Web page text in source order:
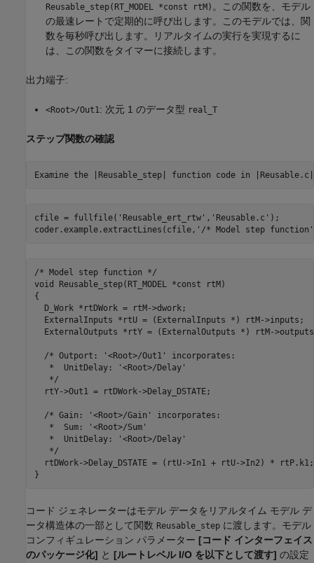
Reusable_step(RT_MODEL *const rtM) 。この関数を、モデル
の最速レートで定期的に呼び出します。このモデルでは、関
数を毎秒呼び出します。リアルタイムの実行を実現するに
は、この関数をタイマーに接続します。
出力端子:
<Root>/Out1: 次元 1 のデータ型 real_T
ステップ関数の確認
Examine the |Reusable_step| function code in
cfile = fullfile( 'Reusable_ert_rtw' , 'Reusable.c' );
coder.example.extractLines(cfile, '/* Model step function'
/* Model step function */
void Reusable_step(RT_MODEL *const rtM)
{
  D_Work *rtDWork = rtM->dwork;
  ExternalInputs *rtU = (ExternalInputs *) rtM->inputs;
ExternalOutputs *rtY = (ExternalOutputs *) rtM-
  /* Outport: '<Root>/Out1' incorporates:
   *  UnitDelay: '<Root>/Delay'
   */
  rtY->Out1 = rtDWork->Delay_DSTATE;
  /* Gain: '<Root>/Gain' incorporates:
   *  Sum: '<Root>/Sum'
   *  UnitDelay: '<Root>/Delay'
   */
  rtDWork->Delay_DSTATE = (rtU->In1 + rtU->In2) * rtP.k1;
コード ジェネレーターはモデル データをリアルタイム モデル デ
ータ構造体の一部として関数 Reusable_step に渡します。モデル
コンフィギュレーション パラメーター [コード インターフェイス
のパッケージ化] と [ルートレベル I/O を以下として渡す] の設定